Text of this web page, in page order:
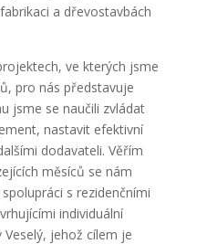
a dřevostavbách
ve kterých jsme
pro nás představuje
jsme se naučili zvládat
nastavit efektivní
dodavateli. Věřím
měsíců se nám
s rezidenčními
individuální
jehož cílem je